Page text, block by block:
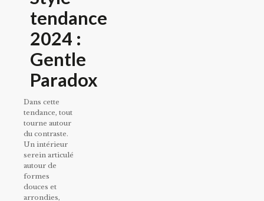
tendance
2024 :
Gentle
Paradox
Dans cette
tendance, tout
tourne autour
du contraste.
Un intérieur
serein articulé
autour de
formes
douces et
arrondies,